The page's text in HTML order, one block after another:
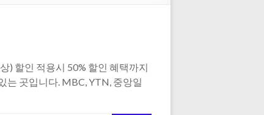
) 할인 적용시 50% 할인 혜택까지
는 곳입니다. MBC, YTN, 중앙일